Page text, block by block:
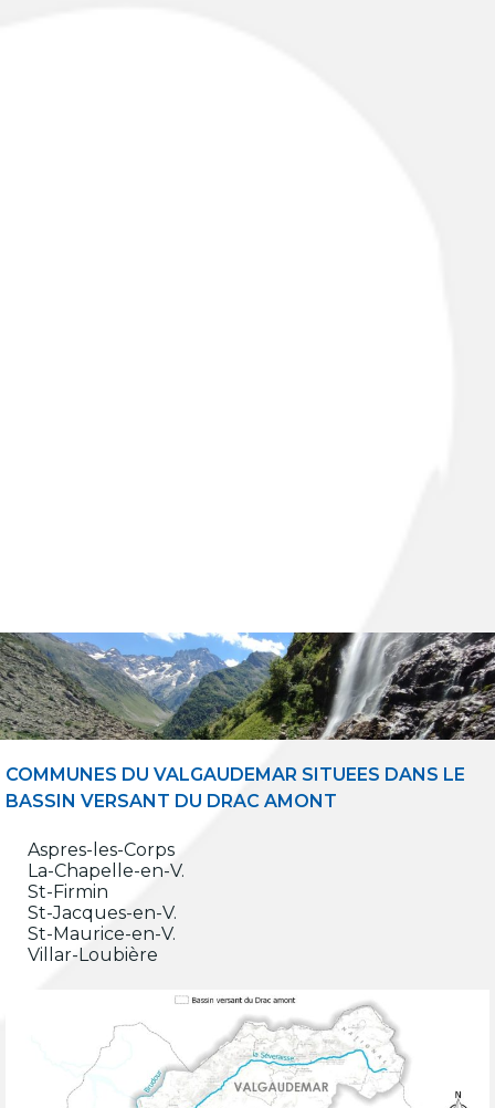
COMMUNES DU VALGAUDEMAR SITUEES DANS LE
BASSIN VERSANT DU DRAC AMONT
Aspres-les-Corps
La-Chapelle-en-V.
St-Firmin
St-Jacques-en-V.
St-Maurice-en-V.
Villar-Loubière